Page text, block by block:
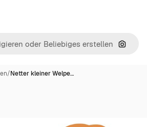
Nach
/Netter kleiner Welpe…